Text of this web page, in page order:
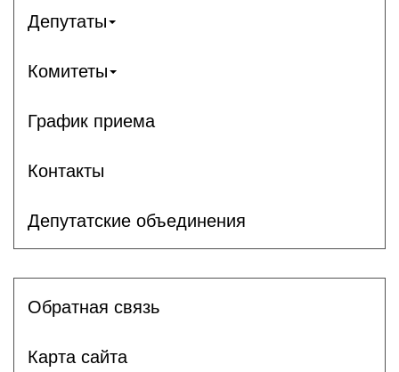
Депутаты
Комитеты
График приема
Контакты
Депутатские объединения
Обратная связь
Карта сайта